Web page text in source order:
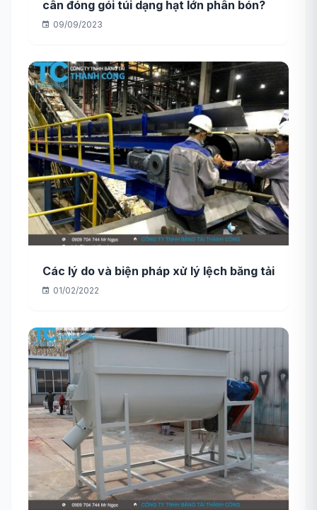
cân đóng gói túi dạng hạt lớn phân bón?
09/09/2023
Các lý do và biện pháp xử lý lệch băng tải
01/02/2022